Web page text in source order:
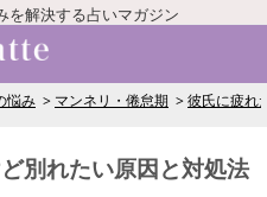
を解決する占いマガジン
悩み マンネリ・倦怠期 彼氏に疲れ
別れたい原因と対処法